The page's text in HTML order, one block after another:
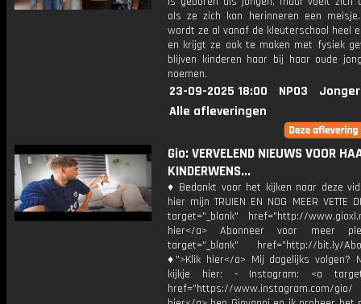
als ze zich kan herinneren een
wordt ze al vanaf de kleuterschool heel
en krijgt ze ook te maken met fysiek
blijven kinderen haar bij haar oude
noemen.
23-09-2025 18:00 NPO3
Alle afleveringen
Gio: VERVELEND NIEUWS VOOR
KINDERWENS...
♦ Bedankt voor het kijken naar deze
hier mijn TRUIEN EN NOG MEER VETTE
target="_blank" href="http://
hier</a> Abonneer voor meer
target="_blank" href="http://bit.ly/
♦">Klik hier</a> Mij dagelijks volgen?
kijkje hier: - Instagram: <a
href="https://www.instagram.com/